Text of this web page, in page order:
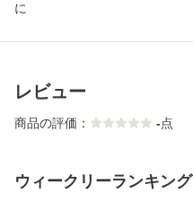
に
レビュー
商品の評価： -点
ウィークリーランキング